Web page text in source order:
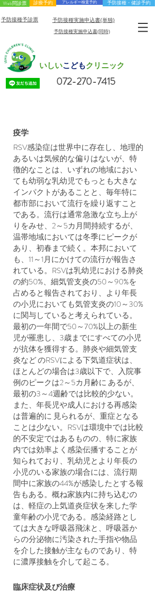
Web問診票 診療予約 アレルギー検査予約 予防接種・健診予約
予防接種予診票 予防接種実施申込書(単独)
予防接種実施申込書(同時)
いしいこどもクリニック
072-270-7415
疫学
RSV感染症は世界中に存在し、地理的
あるいは気候的な偏りはないが、特
徴的なことは、いずれの地域におい
ても幼弱な乳幼児でもっとも大きな
インパクトがあることと、毎年特に
都市部において流行を繰り返すこと
である。流行は通常急激な立ち上が
りをみせ、2～5カ月間持続するが、
温帯地域においては冬季にピークが
あり、初春まで続く。本邦において
も、11～1月にかけての流行が報告さ
れている。RSVは乳幼児における肺炎
の約50%、細気管支炎の50～90%を
占めると報告されており、より年長
の小児においても気管支炎の10～30%
に関与していると考えられている。
最初の一年間で50～70%以上の新生
児が罹患し、3歳までにすべての小児
が抗体を獲得する。肺炎や細気管支
炎など のRSVによる下気道症状は、
ほとんどの場合は3歳以下で、入院事
例のピークは2～5カ月齢に あるが、
最初の3～4週齢では比較的少ない。
また、年長児や成人における再感染
は普遍的に 見られるが、重症となる
ことは少ない。RSVは環境中では比較
的不安定ではあるものの、特に家族
内では効率よく感染伝播することが
知られており、乳幼児とより年長の
小児のいる家族の場合には、流行期
間中に家族の44%が感染したとする報
告もある。概ね家族内に持ち込むの
は、軽症の上気道炎症状を来した学
童年齢の小児である。感染経路とし
ては大きな呼吸器飛沫と、呼吸器か
らの分泌物に汚染された手指や物品
を介した接触が主なものであり、特
に濃厚接触を介して起こる。
臨床症状及び治療